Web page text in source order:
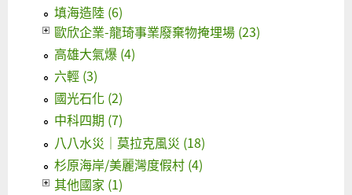
填海造陸 (6)
歐欣企業-龍琦事業廢棄物掩埋場 (23)
高雄大氣爆 (4)
六輕 (3)
國光石化 (2)
中科四期 (7)
八八水災｜莫拉克風災 (18)
杉原海岸/美麗灣度假村 (4)
其他國家 (1)